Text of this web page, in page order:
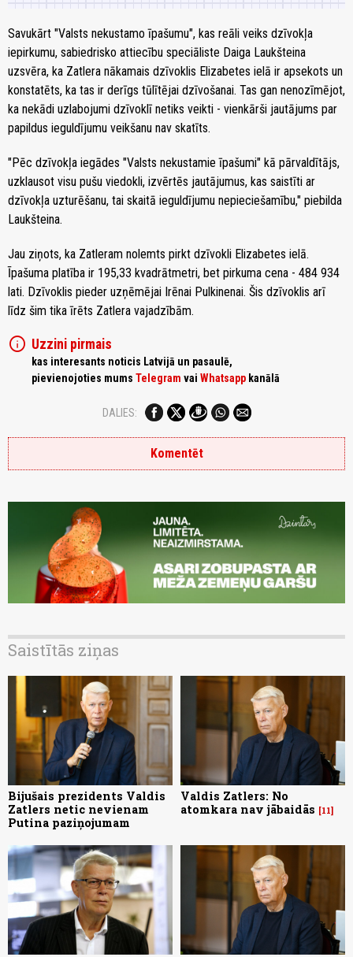
Savukārt "Valsts nekustamo īpašumu", kas reāli veiks dzīvokļa
iepirkumu, sabiedrisko attiecību speciāliste Daiga Laukšteina
uzsvēra, ka Zatlera nākamais dzīvoklis Elizabetes ielā ir apsekots un
konstatēts, ka tas ir derīgs tūlītējai dzīvošanai. Tas gan nenozīmējot,
ka nekādi uzlabojumi dzīvoklī netiks veikti - vienkārši jautājums par
papildus ieguldījumu veikšanu nav skatīts.
"Pēc dzīvokļa iegādes "Valsts nekustamie īpašumi" kā pārvaldītājs,
uzklausot visu pušu viedokli, izvērtēs jautājumus, kas saistīti ar
dzīvokļa uzturēšanu, tai skaitā ieguldījumu nepieciešamību," piebilda
Laukšteina.
Jau ziņots, ka Zatleram nolemts pirkt dzīvokli Elizabetes ielā.
Īpašuma platība ir 195,33 kvadrātmetri, bet pirkuma cena - 484 934
lati. Dzīvoklis pieder uzņēmējai Irēnai Pulkinenai. Šis dzīvoklis arī
līdz šim tika īrēts Zatlera vajadzībām.
info Uzzini pirmais
kas interesants noticis Latvijā un pasaulē,
pievienojoties mums Telegram vai Whatsapp kanālā
DALIES:
Komentēt
Saistītās ziņas
Bijušais prezidents Valdis
Zatlers netic nevienam
Putina paziņojumam
Valdis Zatlers: No
atomkara nav jābaidās
11